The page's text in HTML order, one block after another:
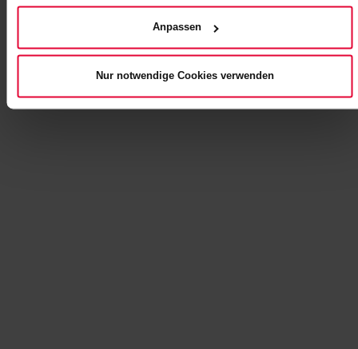
derDatenschutzerklärung.
Anpassen
Nur notwendige Cookies verwenden